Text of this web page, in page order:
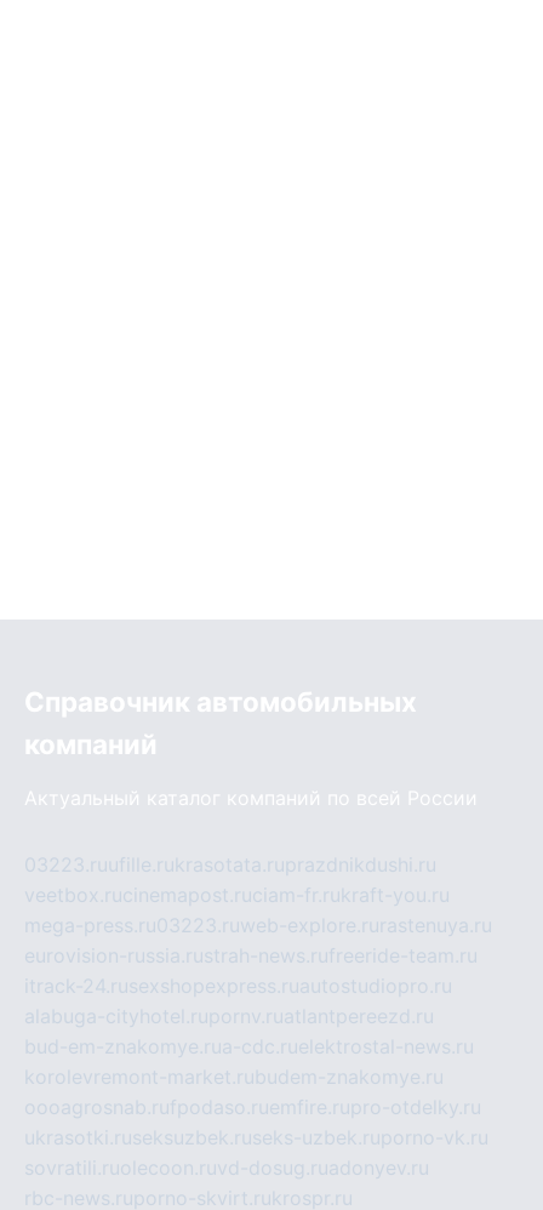
Справочник автомобильных
компаний
Актуальный каталог компаний по всей России
03223.ruufille.rukrasotata.ruprazdnikdushi.ru
veetbox.rucinemapost.ruciam-fr.rukraft-you.ru
mega-press.ru03223.ruweb-explore.ru rastenuya.ru
eurovision-russia.rustrah-news.rufreeride-team.ru
itrack-24.rusexshopexpress.ruautostudiopro.ru
alabuga-cityhotel.rupornv.ruatlantpereezd.ru
bud-em-znakomye.rua-cdc.ruelektrostal-news.ru
korolevremont-market.rubudem-znakomye.ru
oooagrosnab.rufpodaso.ruemfire.rupro-otdelky.ru
ukrasotki.ruseksuzbek.ruseks-uzbek.ruporno-vk.ru
sovratili.ruolecoon.ruvd-dosug.ruadonyev.ru
rbc-news.ruporno-skvirt.rukrospr.ru